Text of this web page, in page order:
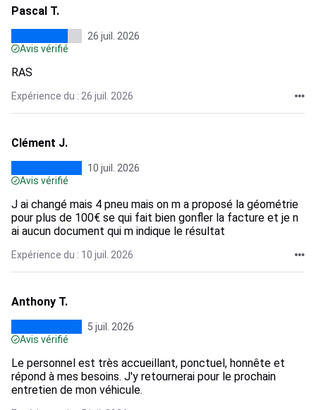
Pascal T.
26 juil. 2026
Avis vérifié
RAS
Expérience du : 26 juil. 2026
Clément J.
10 juil. 2026
Avis vérifié
J ai changé mais 4 pneu mais on m a proposé la géométrie
pour plus de 100€ se qui fait bien gonfler la facture et je n
ai aucun document qui m indique le résultat
Expérience du : 10 juil. 2026
Anthony T.
5 juil. 2026
Avis vérifié
Le personnel est très accueillant, ponctuel, honnête et
répond à mes besoins. J'y retournerai pour le prochain
entretien de mon véhicule.